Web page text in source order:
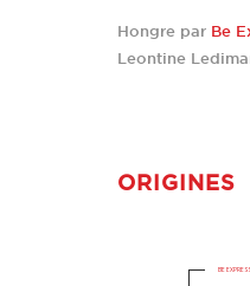
Hongre par Be
Leontine
ORIGINES
BE